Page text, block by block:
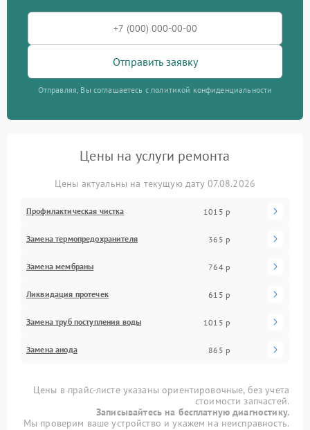
Отправить заявку
Отправляя, Вы соглашаетесь с политикой конфиденциальности
Цены на услуги ремонта
Цены актуальны на текущую дату 07.08.2026
Профилактическая чистка 1015 р
Замена термопредохранителя 365 р
Замена мембраны 764 р
Ликвидация протечек 615 р
Замена труб поступления воды 1015 р
Замена анода 865 р
Цены в прайс-листе указаны ориентировочные, без учета
стоимости запчастей.
Записывайтесь на бесплатную диагностику.
Мы проверим ваше устройство и укажем на неисправность.